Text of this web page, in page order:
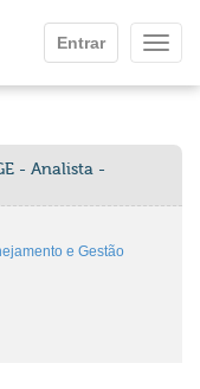
Entrar
- Analista -
e Gestão